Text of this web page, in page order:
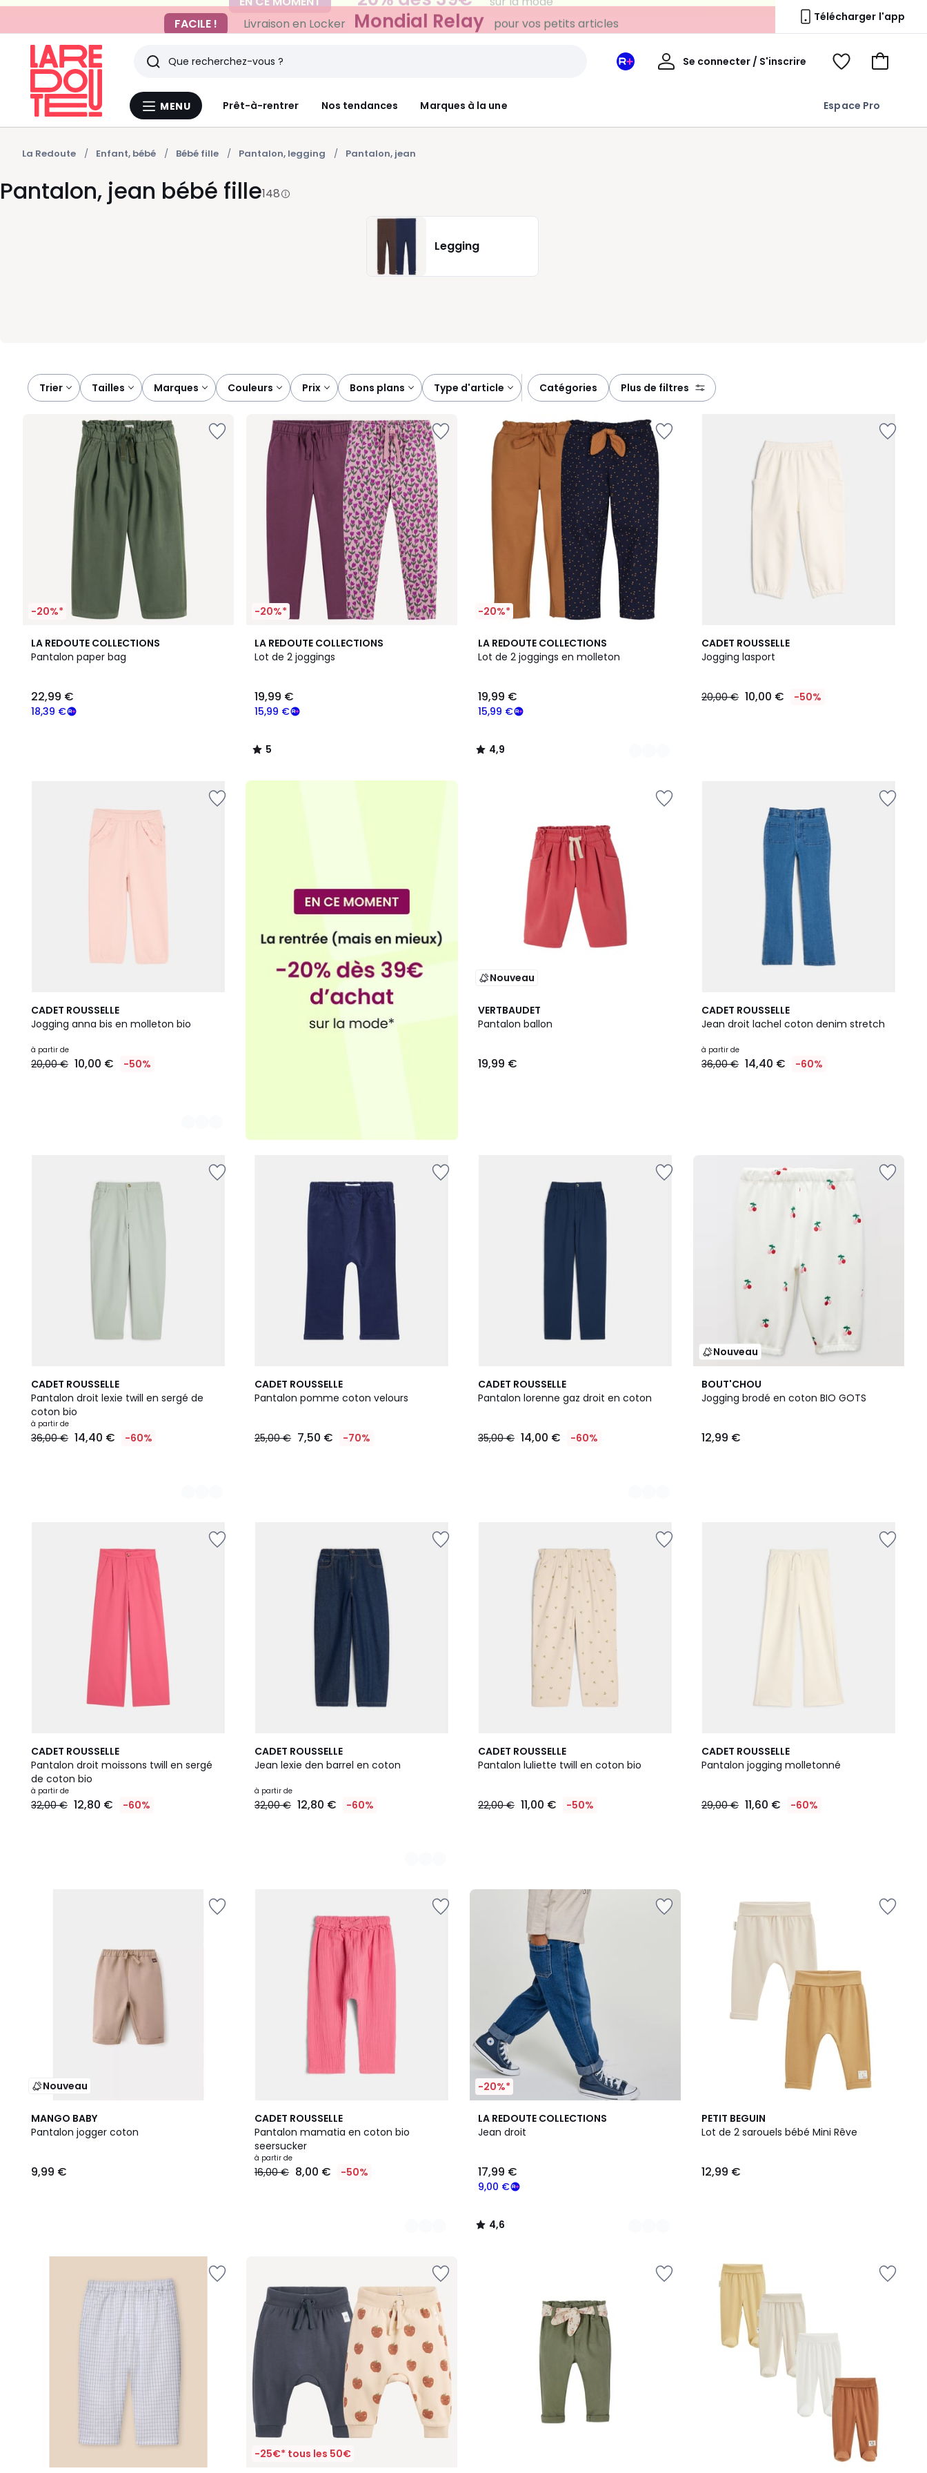
FACILE !
Livraison en Locker Mondial Relay pour vos petits articles Télécharger l'app
Menu
MENU Prêt-à-rentrer Nos tendances Marques à la une Espace Pro
Rechercher
Derniers
articles
vus
Mon
Se connecter / S'inscrire
Mon
Voir
Voir
La Redoute Enfant, bébé Bébé fille Pantalon, legging Pantalon, jean
Pantalon, jean bébé fille148
Legging
Trier tailles marques couleurs prix bons plans type d'article catégories plus de filtres
-20%*
LA REDOUTE COLLECTIONS
Pantalon paper bag
€
souscrivez
18,39 €
22,99 €
-20%*
LA REDOUTE COLLECTIONS
Lot de 2 joggings
15,99 €
19,99 €
5
/
5
/
-20%*
LA REDOUTE COLLECTIONS
Lot de 2 joggings en molleton
15,99 €
19,99 €
4,9
/ 5
2
Couleurs
4,9
/
CADET ROUSSELLE
Jogging lasport
20,00 € 10,00 € -50%
CADET ROUSSELLE
Jogging anna bis en molleton bio
à partir de
20,00 € 10,00 € -50%
2
Couleurs
Nouveau
VERTBAUDET
Pantalon ballon
19,99 €
CADET ROUSSELLE
Jean droit lachel coton denim stretch
à partir de
36,00 € 14,40 € -60%
CADET ROUSSELLE
Pantalon droit lexie twill en sergé de
coton bio
à partir de
36,00 € 14,40 € -60%
2
Couleurs
CADET ROUSSELLE
Pantalon pomme coton velours
25,00 € 7,50 € -70%
CADET ROUSSELLE
Pantalon lorenne gaz droit en coton
35,00 € 14,00 € -60%
2
Couleurs
Nouveau
BOUT'CHOU
Jogging brodé en coton BIO GOTS
12,99 €
CADET ROUSSELLE
Pantalon droit moissons twill en sergé
de coton bio
à partir de
32,00 € 12,80 € -60%
CADET ROUSSELLE
Jean lexie den barrel en coton
à partir de
32,00 € 12,80 € -60%
2
Couleurs
CADET ROUSSELLE
Pantalon luliette twill en coton bio
22,00 € 11,00 € -50%
CADET ROUSSELLE
Pantalon jogging molletonné
29,00 € 11,60 € -60%
Nouveau
MANGO BABY
Pantalon jogger coton
9,99 €
CADET ROUSSELLE
Pantalon mamatia en coton bio
seersucker
à partir de
16,00 € 8,00 € -50%
2
Couleurs
-20%*
LA REDOUTE COLLECTIONS
Jean droit
9,00 €
17,99 €
4,6
/ 5
2
Couleurs
4,6
/
PETIT BEGUIN
Lot de 2 sarouels bébé Mini Rêve
12,99 €
-25€* tous les 50€